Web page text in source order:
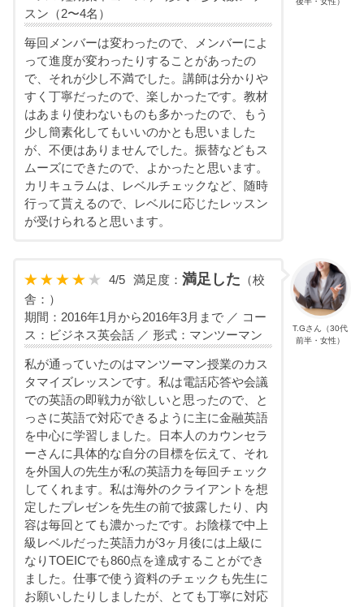
スン（2〜4名）
毎回メンバーは変わったので、メンバーによ
って進度が変わったりすることがあったの
で、それが少し不満でした。講師は分かりや
すく丁寧だったので、楽しかったです。教材
はあまり使わないものも多かったので、もう
少し簡素化してもいいのかとも思いました
が、不便はありませんでした。振替などもス
ムーズにできたので、よかったと思います。
カリキュラムは、レベルチェックなど、随時
行って貰えるので、レベルに応じたレッスン
が受けられると思います。
T.Gさん（30代
前半・女性）
4/5 満足度：満足した （校
舎：）
期間：2016年1月から2016年3月まで ／ コー
ス：ビジネス英会話 ／ 形式：マンツーマン
私が通っていたのはマンツーマン授業のカス
タマイズレッスンです。私は電話応答や会議
での英語の即戦力が欲しいと思ったので、と
っさに英語で対応できるように主に金融英語
を中心に学習しました。日本人のカウンセラ
ーさんに具体的な自分の目標を伝えて、それ
を外国人の先生が私の英語力を毎回チェック
してくれます。私は海外のクライアントを想
定したプレゼンを先生の前で披露したり、内
容は毎回とても濃かったです。お陰様で中上
級レベルだった英語力が3ヶ月後には上級に
なりTOEICでも860点を達成することができ
ました。仕事で使う資料のチェックも先生に
お願いしたりしましたが、とても丁寧に対応